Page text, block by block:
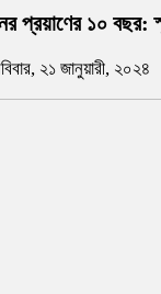
প্রয়াণের ১০ বছর:
২১ জানুয়ারী, ২০২৪